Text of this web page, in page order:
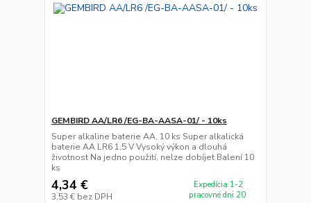
GEMBIRD AA/LR6 /EG-BA-AASA-01/ - 10ks
Super alkaline baterie AA, 10 ks Super alkalická
baterie AA LR6 1,5 V Vysoký výkon a dlouhá
životnost Na jedno použití, nelze dobíjet Balení 10
ks
4,34 €
3,53 € bez DPH
Expedícia 1-2
pracovné dni 20